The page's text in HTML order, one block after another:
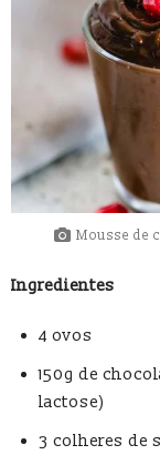
Mousse de
Ingredientes
4 ovos
150g de
lactose)
3 colheres de